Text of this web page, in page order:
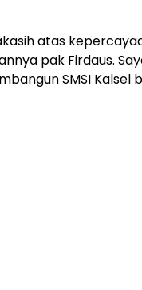
atas
pak Firdaus.
SMSI